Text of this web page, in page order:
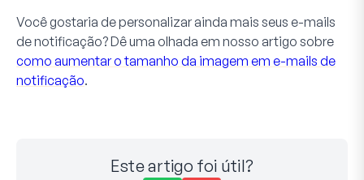
Você gostaria de personalizar ainda mais seus e-mails
de notificação? Dê uma olhada em nosso artigo sobre
como aumentar o tamanho da imagem em e-mails de
notificação.
Este artigo foi útil?